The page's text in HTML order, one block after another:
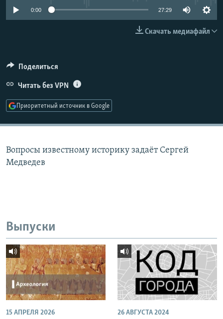
РАСПИСАНИЕ ВЕЩАНИЯ
0:00 27:29
Скачать медиафайл
Поделиться
Читать без VPN
Приоритетный источник в Google
Вопросы известному историку задаёт Сергей
Медведев
Выпуски
15 АПРЕЛЯ 2026 26 АВГУСТА 2024